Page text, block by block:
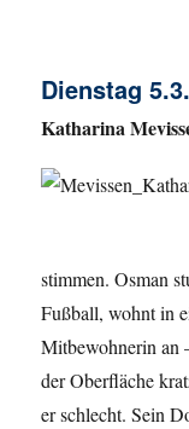
Dienstag
Katharina
stimmen. Osman
Fußball, wohnt in
Mitbewohnerin an
der Oberfläche
er schlecht. Sein